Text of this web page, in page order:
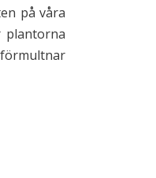
på våra
plantorna